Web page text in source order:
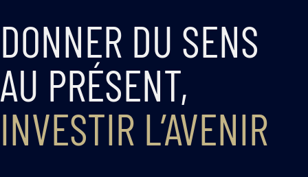
DONNER DU SENS
AU PRÉSENT,
INVESTIR L’AVENIR